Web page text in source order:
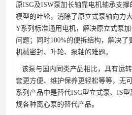
原ISG及ISW泵加长轴靠电机轴承支
模型的叶轮，消除了原立式泵轴向力
Y系列标准通用电机，解决原立式泵
问题；同时100%的便拆结构，解决了
机械密封、叶轮、泵轴的难题。
该泵与国内同类产品相比，具有运
套更方便、维护保养更轻松等等，无
系列产品中是替代ISG型立式泵、IS
规各种离心泵的替代产品。